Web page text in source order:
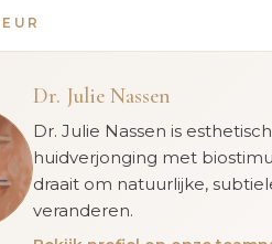
Dr. Julie Nassen
Dr. Julie Nassen is
huidverjonging met
draait om natuurlijke,
veranderen.